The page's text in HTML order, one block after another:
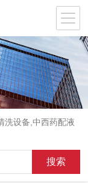
洗设备,中西药配液